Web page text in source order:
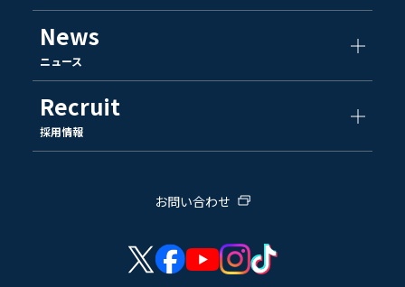
News
ニュース
Recruit
採用情報
お問い合わせ